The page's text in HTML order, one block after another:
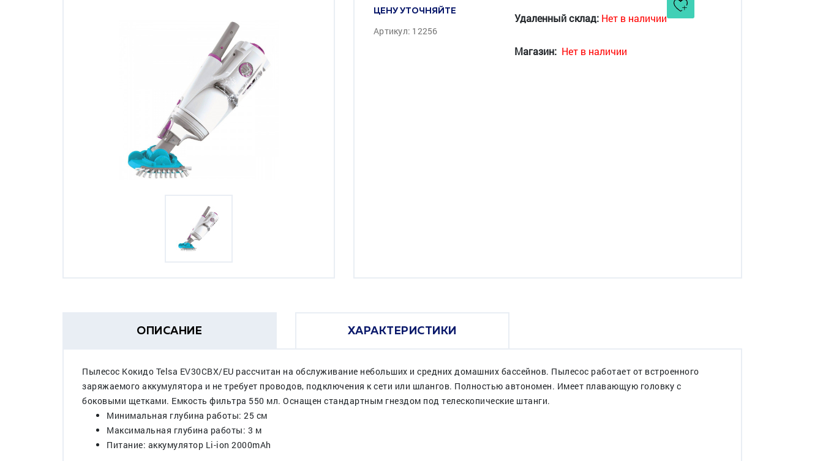
ЦЕНУ УТОЧНЯЙТЕ
Артикул: 12256
Удаленный склад: Нет в наличии
Магазин: Нет в наличии
ОПИСАНИЕ ХАРАКТЕРИСТИКИ
Пылесос Кокидо Telsa EV30CBX/EU рассчитан на обслуживание небольших и средних домашних бассейнов. Пылесос работает от встроенного
заряжаемого аккумулятора и не требует проводов, подключения к сети или шлангов. Полностью автономен. Имеет плавающую головку с
боковыми щетками. Емкость фильтра 550 мл. Оснащен стандартным гнездом под телескопические штанги.
Минимальная глубина работы: 25 см
Максимальная глубина работы: 3 м
Питание: аккумулятор Li-ion 2000mAh